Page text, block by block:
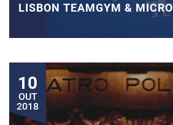
LISBON TEAMGYM & MICRO
10
OUT
2018